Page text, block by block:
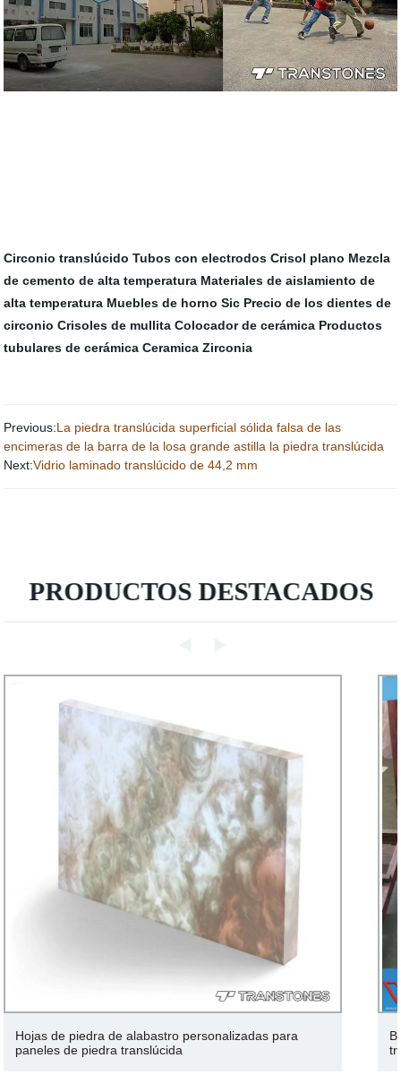
Circonio translúcido Tubos con electrodos Crisol plano Mezcla
de cemento de alta temperatura Materiales de aislamiento de
alta temperatura Muebles de horno Sic Precio de los dientes de
circonio Crisoles de mullita Colocador de cerámica Productos
tubulares de cerámica Ceramica Zirconia
Previous:La piedra translúcida superficial sólida falsa de las
encimeras de la barra de la losa grande astilla la piedra translúcida
Next:Vidrio laminado translúcido de 44,2 mm
PRODUCTOS DESTACADOS
Barandilla ESR de frita de cerámica de vidrio Pec
translúcido